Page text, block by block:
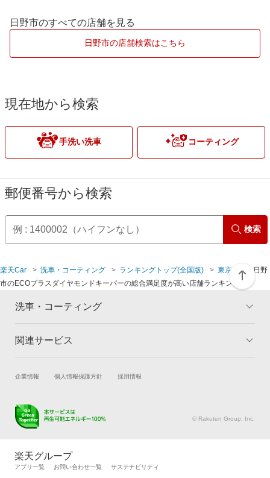
ECOプラスダイヤモンドキーパー
中野区
練馬区
港区
多摩市
西多摩郡
東久留米市
東村山市
府中市
日野市のすべての店舗を見る
日野市の店舗検索はこちら
現在地から検索
手洗い洗車 コーティング
郵便番号から検索
検索
楽天Car 洗車・コーティング ランキングトップ(全国版) 東京都
日野
市のECOプラスダイヤモンドキーパーの総合満足度が高い店舗ランキング
洗車・コーティング
トップ
コーティングとは コーティング診断
よくある質問
関連サービス
試乗・商談 新車購入
キズ修理予約
メンテナンス管理
自動車カタログ 自動車保険
企業情報 個人情報保護方針 採用情報
© Rakuten Group, Inc.
楽天グループ
アプリ一覧 お問い合わせ一覧 サステナビリティ